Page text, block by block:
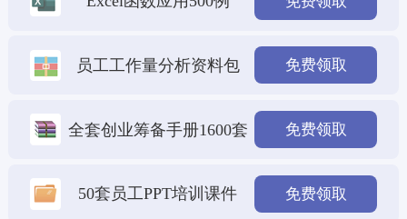
员工工作量分析资料包 免费领取
全套创业筹备手册1600套 免费领取
50套员工PPT培训课件 免费领取